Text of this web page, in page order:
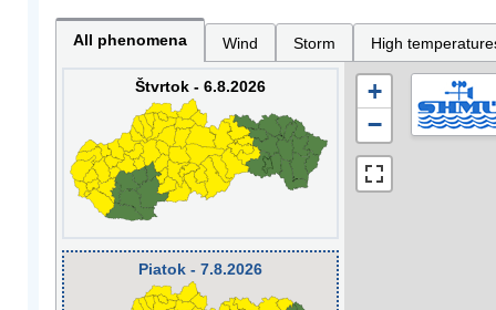
All phenomena Wind Storm High
Štvrtok - 6.8.2026
Piatok - 7.8.2026
+
−